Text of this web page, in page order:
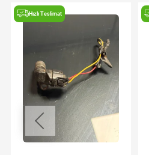
Hızlı Teslimat